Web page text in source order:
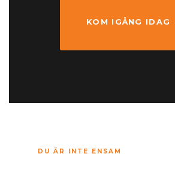
KOM IGÅNG IDAG
DU ÄR INTE ENSAM